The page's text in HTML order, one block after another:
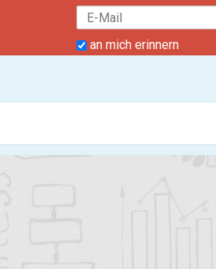
an mich erinnern